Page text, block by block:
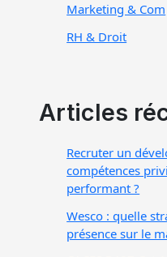
Marketing & Com
RH & Droit
Articles
Recruter un
compétences
performant ?
Wesco : quelle
présence sur le